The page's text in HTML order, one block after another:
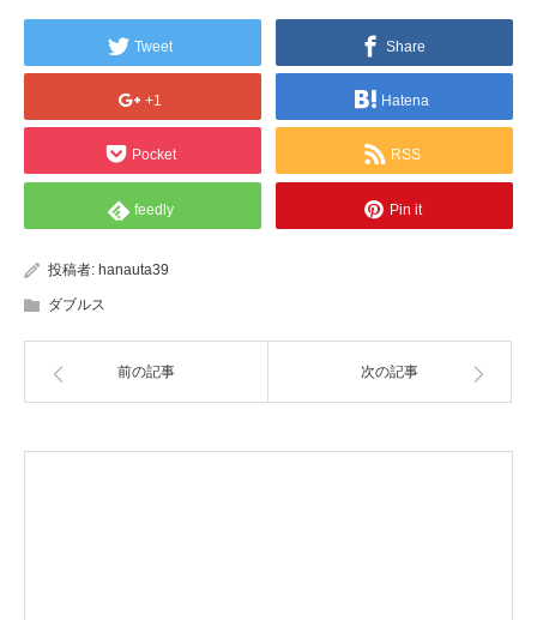
Tweet Share
+1 Hatena
Pocket RSS
feedly Pin it
投稿者: hanauta39
ダブルス
前の記事 次の記事